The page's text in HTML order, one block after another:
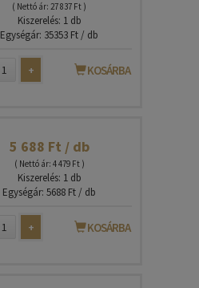
( Nettó ár: 27 837 Ft )
Kiszerelés: 1 db
Egységár: 35353 Ft / db
+ KOSÁRBA
5 688 Ft / db
( Nettó ár: 4 479 Ft )
Kiszerelés: 1 db
Egységár: 5688 Ft / db
+ KOSÁRBA